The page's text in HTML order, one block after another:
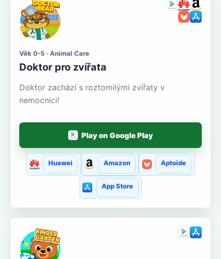
Věk 0-5 · Animal Care
Doktor pro zvířata
Doktor zachází s roztomilými zvířaty v
nemocnici!
Play on Google Play
Huawei Amazon Aptoide
App Store